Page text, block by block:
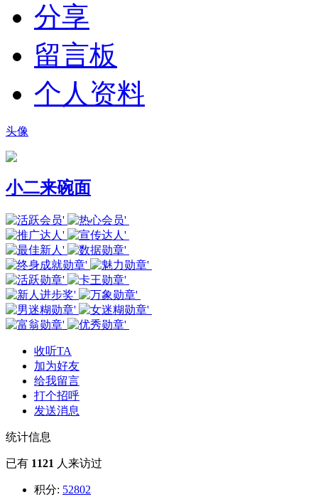
分享
留言板
个人资料
头像
小二来碗面
收听TA
加为好友
给我留言
打个招呼
发送消息
统计信息
已有 1121 人来访过
积分: 52802